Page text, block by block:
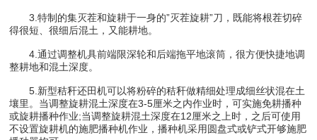
3.特制的集灭茬和旋耕于一身的”灭茬旋耕”刀，既能将根茬切碎
得很短、很细后混土，又能耕地。
4.通过调整机具前端限深轮和后端拖平地滚筒，很方便快捷地调
整耕地和混土深度。
5.新型秸秆还田机可以将粉碎的秸秆做精细处理成细丝状混在土
壤里。当调整旋耕混土深度在3-5厘米之内作业时，可实施免耕播种
或旋耕播种作业;当调整旋耕混土深度在12厘米之上时，之后可使用
不设置旋耕机的施肥播种机作业，播种机采用圆盘式或铲式开够施肥